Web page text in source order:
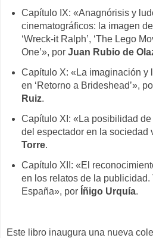
Capítulo IX: «Anagnórisis y
cinematográficos: la imagen
‘Wreck-it Ralph’, ‘The Lego
One’», por Juan Rubio de
Capítulo X: «La imaginación y
en ‘Retorno a Brideshead’»,
Ruiz.
Capítulo XI: «La posibilidad
del espectador en la sociedad
Torre.
Capítulo XII: «El
en los relatos de la publicidad.
España», por Íñigo Urquía.
Este libro inaugura una nueva